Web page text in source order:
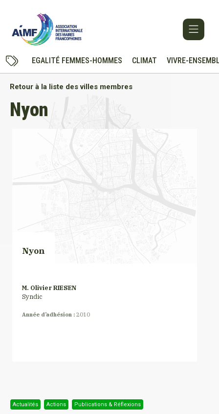
EGALITÉ FEMMES-HOMMES CLIMAT VIVRE-
Retour à la liste des villes membres
Nyon
Nyon
M. Olivier RIESEN
Syndic
Année d’adhésion : 2010
Actualités Actions Publications & Réflexions